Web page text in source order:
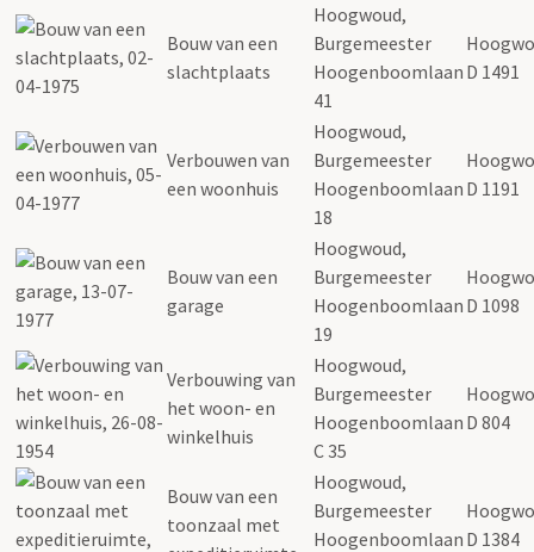
Bouw van een
slachtplaats
Hoogwoud,
Burgemeester
Hoogenboomlaan
41
D 1491
Verbouwen van
een woonhuis
Hoogwoud,
Burgemeester
Hoogenboomlaan
18
D 1191
Bouw van een
garage
Hoogwoud,
Burgemeester
Hoogenboomlaan
19
D 1098
Verbouwing van
het woon- en
winkelhuis
Hoogwoud,
Burgemeester
Hoogenboomlaan
C 35
D 804
Bouw van een
toonzaal met
Hoogwoud,
Burgemeester
Hoogenboomlaan D 1384